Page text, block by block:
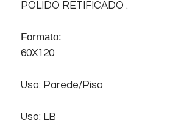
POLIDO RETIFICADO .
Formato:
60X120
Uso: Parede/Piso
Uso: LB